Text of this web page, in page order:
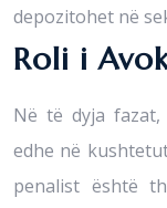
depozitohet në
Roli i
Në të dyja
edhe në
penalist është